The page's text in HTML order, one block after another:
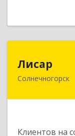
Лисар
Солнечногорск
Клиентов на
141551,